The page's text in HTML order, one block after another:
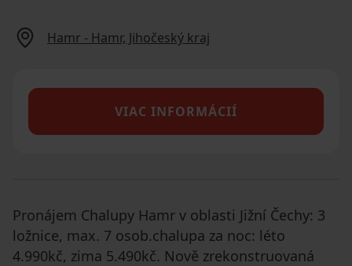
Hamr - Hamr, Jihočeský kraj
VIAC INFORMÁCIÍ
Pronájem Chalupy Hamr v oblasti Jižní Čechy: 3
ložnice, max. 7 osob.chalupa za noc: léto
4.990kč, zima 5.490kč. Nově zrekonstruovaná